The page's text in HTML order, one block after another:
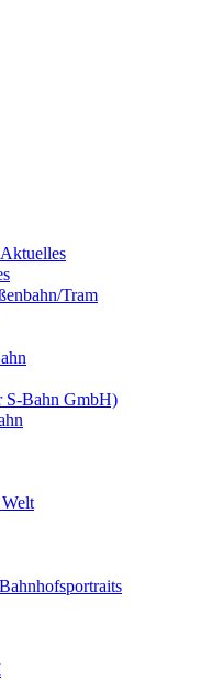
Tram
Bahn GmbH)